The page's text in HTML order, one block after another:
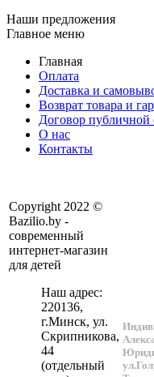
Наши предложения
Главное меню
Главная
Оплата
Доставка и
Возврат товара и
Договор публичной
О нас
Контакты
Copyright 2022 ©
Bazilio.by -
современный
интернет-магазин
для детей
Наш адрес:
220136,
г.Минск, ул.
Скрипникова,
44
(отдельный